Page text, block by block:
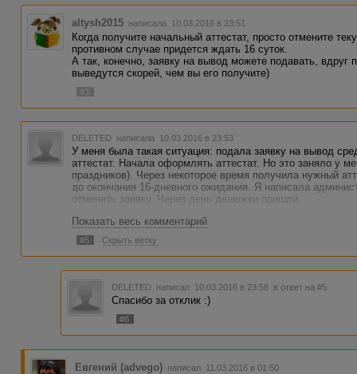
altysh2015 написала 10.03.2016 в 23:51
Когда получите начальный аттестат, просто отмените
противном случае придется ждать 16 суток.
А так, конечно, заявку на вывод можете подавать, вдруг
выведутся скорей, чем вы его получите)
#3
DELETED написала 10.03.2016 в 23:53
У меня была такая ситуация: подала заявку на вывод
аттестат. Начала оформлять аттестат. Но это заняло у
праздников). Через некоторое время получила нужный
до окончания 16-дневного ожидания. Я написала
отменять заявку. Через день денюжки пришли.
Показать весь комментарий
#5 Скрыть ветку
DELETED написал 10.03.2016 в 23:58 в ответ на #5
Спасибо за отклик :)
#6
Евгений (advego) написал 11.03.2016 в 01:50